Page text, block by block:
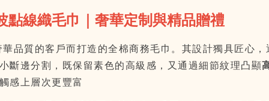
點線織毛巾 ｜奢華定制與精品贈禮
品質的客戶而打造的全棉商務毛巾。其設計獨具匠心，
斷邊分割，既保留素色的高級感，又通過細節紋理凸顯
感上層次更豐富